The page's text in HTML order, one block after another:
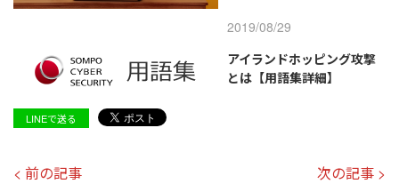
2019/08/29
アイランドホッピング攻撃
とは【用語集詳細】
LINEで送る
< 前の記事 次の記事 >